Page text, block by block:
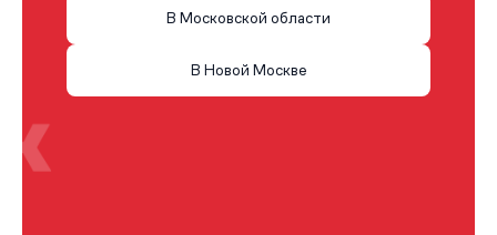
В Московской области
В Новой Москве